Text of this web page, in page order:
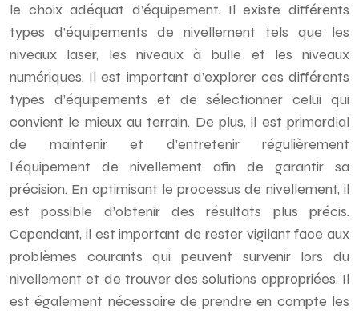
le choix adéquat d’équipement. Il existe différents
types d’équipements de nivellement tels que les
niveaux laser, les niveaux à bulle et les niveaux
numériques. Il est important d’explorer ces différents
types d’équipements et de sélectionner celui qui
convient le mieux au terrain. De plus, il est primordial
de maintenir et d’entretenir régulièrement
l’équipement de nivellement afin de garantir sa
précision. En optimisant le processus de nivellement, il
est possible d’obtenir des résultats plus précis.
Cependant, il est important de rester vigilant face aux
problèmes courants qui peuvent survenir lors du
nivellement et de trouver des solutions appropriées. Il
est également nécessaire de prendre en compte les